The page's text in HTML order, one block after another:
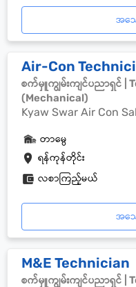
အသ
Air-Con
စက်မှူကျွမ်းကျင်ပညာရှင် |
(Mechanical)
Kyaw Swar Air Con
ရန်ကုန်တိုင်း
တာမွေ
လစာကြည့်မယ်
အသ
M&E Technician
စက်မှူကျွမ်းကျင်ပညာရှင် |